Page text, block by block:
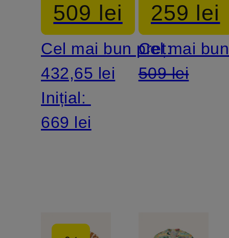
509 lei
Cel mai bun preț:
432,65 lei
Inițial:
669 lei
259 lei
Cel mai
509 lei